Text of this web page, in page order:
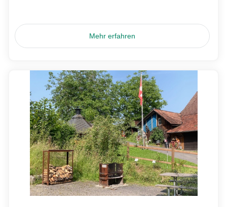
Mehr erfahren